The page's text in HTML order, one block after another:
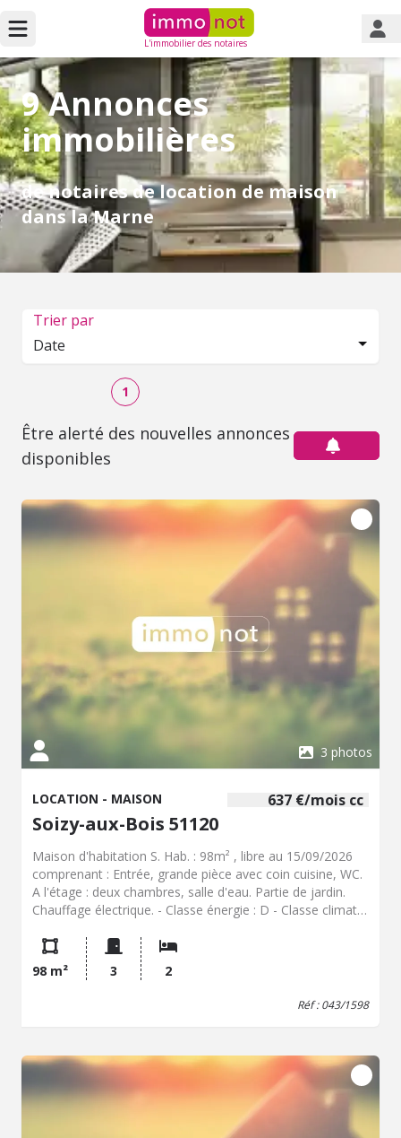
L'immobilier des notaires
9 Annonces
immobilières
de notaires de location de maison
dans la Marne
Trier par
Date
1
Être alerté des nouvelles annonces
disponibles
3 photos
637 €/mois cc
LOCATION - MAISON
Soizy-aux-Bois 51120
Maison d'habitation S. Hab. : 98m² , libre au 15/09/2026
comprenant : Entrée, grande pièce avec coin cuisine, WC.
A l'étage : deux chambres, salle d'eau. Partie de jardin.
Chauffage électrique. - Classe énergie : D - Classe climat :
pour un usage standard : 1110 à 1540 € (base 2021) -
Loyer : 637 € / mois plus 10 € charges locatives (entretien
micro-station). Dépôt de garantie : 637 € Hon. charge
98 m² 3 2
Réf : 043/1598